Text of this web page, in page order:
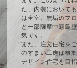
た、内装において
は全室、無垢のフ
と一部薩摩中霧島
気です。
また、注文住宅を
のすまい工房は根
デザイン住宅を目指